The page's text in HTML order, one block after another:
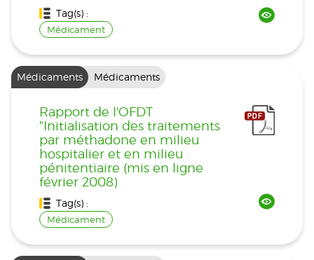
Tag(s) :
Médicament
Médicaments Médicaments
Rapport de l'OFDT
"Initialisation des traitements
par méthadone en milieu
hospitalier et en milieu
pénitentiaire (mis en ligne
février 2008)
Tag(s) :
Médicament